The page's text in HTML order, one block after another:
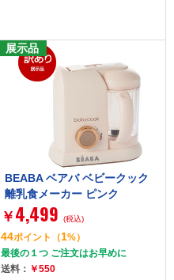
展示品
BEABA ベアバ ベビークック
離乳食メーカー ピンク
￥ 4,499 (税込)
44ポイント （1%）
最後の１つ ご注文はお早めに
送料： ￥550